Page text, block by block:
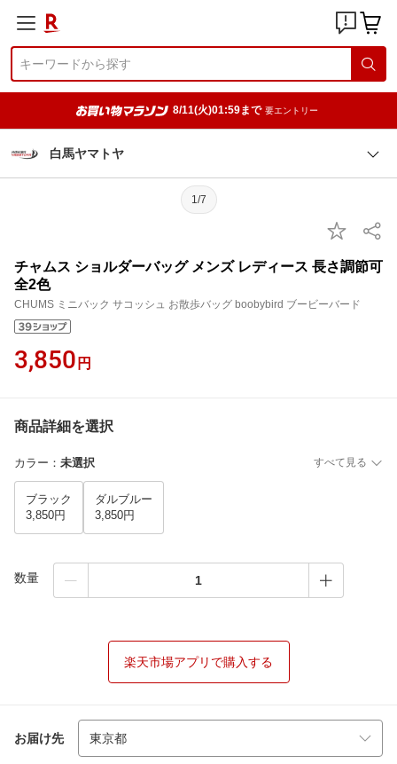
8/11(火)01:59まで 要エントリー
白馬ヤマトヤ
1/7
チャムス ショルダーバッグ メンズ レディース 長さ調節可
全2色
CHUMS ミニバック サコッシュ お散歩バッグ boobybird ブービーバード
3,850 円
商品詳細を選択
カラー ： 未選択 すべて見る
ブラック
3,850円
ダルブルー
3,850円
数量
楽天市場アプリで購入する
お届け先